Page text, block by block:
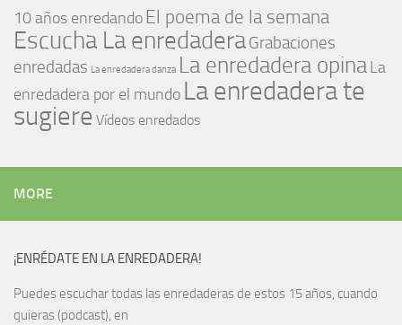
10 años enredando El poema de la semana
Escucha La enredaderaGrabaciones
enredadas La enredadera danza La enredadera opina La
enredadera por el mundo La enredadera te
sugiere Vídeos enredados
MORE
¡ENRÉDATE EN LA ENREDADERA!
Puedes escuchar todas las enredaderas de estos 15 años, cuando
quieras (podcast), en